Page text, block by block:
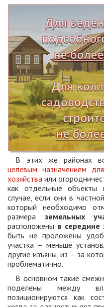
В этих же районах
целевым назначением
хозяйства или
как отдельные объекты
случае, если они в
который необходимо
размера земельных
расположены в середине
быть не проложены
участка – меньше
другие изъяны, из – за
проблематично.
В основном такие
поделены между
позиционируются как